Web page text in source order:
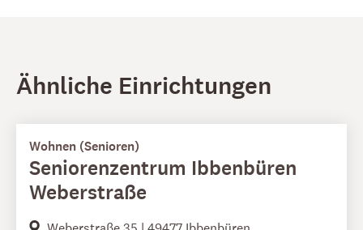
Ähnliche Einrichtungen
Wohnen (Senioren)
Seniorenzentrum Ibbenbüren
Weberstraße